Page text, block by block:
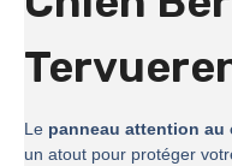
Le panneau attention au
un atout pour protéger